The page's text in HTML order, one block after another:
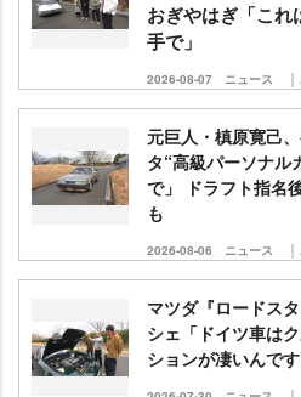
おぎやはぎ「これ
手で」
2026-08-07 ニュース
元巨人・槙原寛己
タ“高級パーソナル
で」 ドラフト指名
も
2026-08-06 ニュース
マツダ『ロードス
シェ「ドイツ車は
ションが凄いんです